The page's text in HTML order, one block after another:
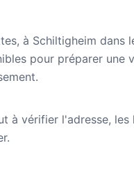
à Schiltigheim dans
pour préparer une
à vérifier l'adresse, les